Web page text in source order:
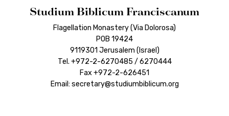
Studium Biblicum Franciscanum
Flagellation Monastery (Via Dolorosa)
POB 19424
9119301 Jerusalem (Israel)
Tel. +972-2-6270485 / 6270444
Fax +972-2-626451
Email: secretary@studiumbiblicum.org